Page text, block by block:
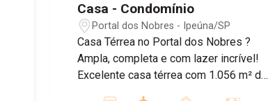
Casa - Condomínio
Portal dos Nobres - Ipeúna/SP
Casa Térrea no Portal dos Nobres ?
Ampla, completa e com lazer incrível!
Excelente casa térrea com 1.056 m² de